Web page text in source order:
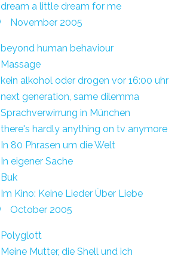
dream a little dream for me
November 2005
beyond human behaviour
Massage
kein alkohol oder drogen vor 16:00 uhr
next generation, same dilemma
Sprachverwirrung in München
there's hardly anything on tv anymore
In 80 Phrasen um die Welt
In eigener Sache
Buk
Im Kino: Keine Lieder Über Liebe
October 2005
Polyglott
Meine Mutter, die Shell und ich